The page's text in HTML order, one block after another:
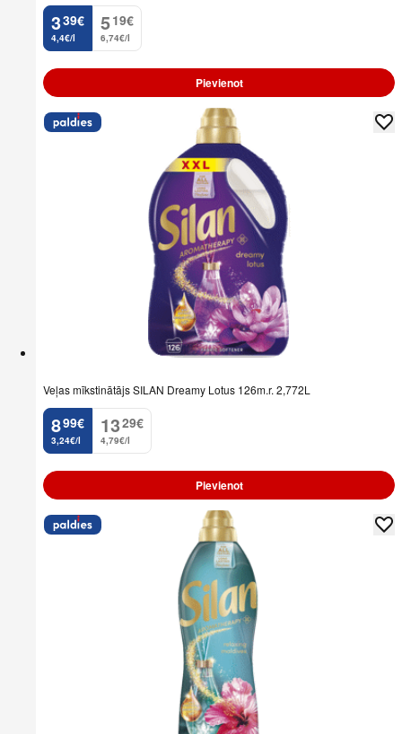
3
. 39€
4,4€/l
5
. 19€
6,74€/l
Pievienot
Veļas mīkstinātājs SILAN Dreamy Lotus 126m.r. 2,772L
8
. 99€
3,24€/l
13
. 29€
4,79€/l
Pievienot